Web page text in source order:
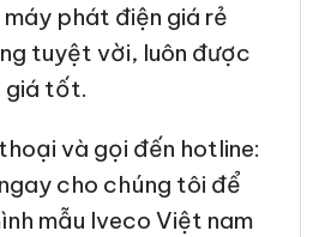
phát điện giá rẻ
tuyệt vời, luôn được
giá tốt.
và gọi đến hotline:
cho chúng tôi để
mẫu Iveco Việt nam